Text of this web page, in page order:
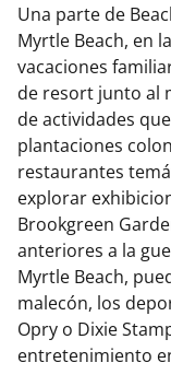
Una parte de
Myrtle Beach, en
vacaciones
de resort junto al
de actividades
plantaciones
restaurantes
explorar
Brookgreen
anteriores a la
Myrtle Beach,
malecón, los
Opry o Dixie
entretenimiento